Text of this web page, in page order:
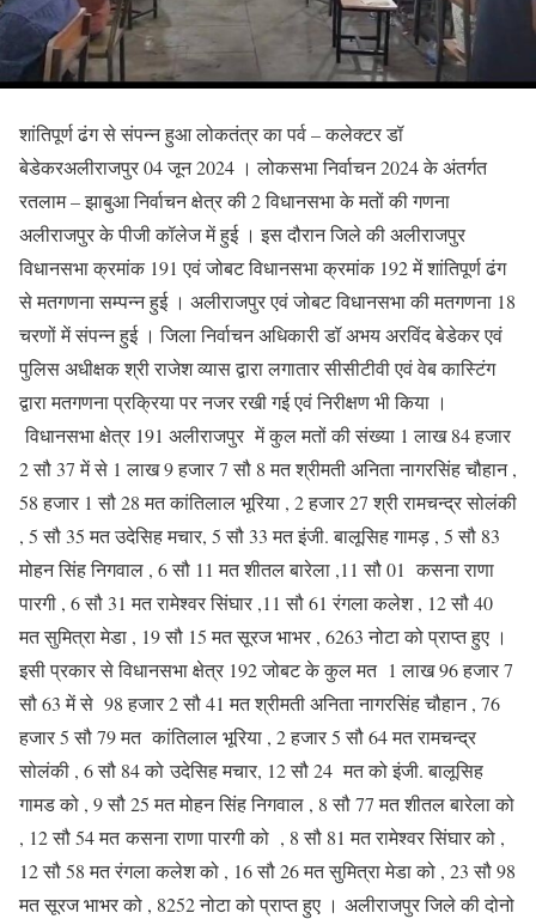
शांतिपूर्ण ढंग से संपन्न हुआ लोकतंत्र का पर्व – कलेक्टर डॉ
बेडेकरअलीराजपुर 04 जून 2024 । लोकसभा निर्वाचन 2024 के अंतर्गत
रतलाम – झाबुआ निर्वाचन क्षेत्र की 2 विधानसभा के मतों की गणना
अलीराजपुर के पीजी कॉलेज में हुई । इस दौरान जिले की अलीराजपुर
विधानसभा क्रमांक 191 एवं जोबट विधानसभा क्रमांक 192 में शांतिपूर्ण ढंग
से मतगणना सम्पन्न हुई । अलीराजपुर एवं जोबट विधानसभा की मतगणना 18
चरणों में संपन्न हुई । जिला निर्वाचन अधिकारी डॉ अभय अरविंद बेडेकर एवं
पुलिस अधीक्षक श्री राजेश व्यास द्वारा लगातार सीसीटीवी एवं वेब कास्टिंग
द्वारा मतगणना प्रक्रिया पर नजर रखी गई एवं निरीक्षण भी किया ।
विधानसभा क्षेत्र 191 अलीराजपुर में कुल मतों की संख्या 1 लाख 84 हजार
2 सौ 37 में से 1 लाख 9 हजार 7 सौ 8 मत श्रीमती अनिता नागरसिंह चौहान ,
58 हजार 1 सौ 28 मत कांतिलाल भूरिया , 2 हजार 27 श्री रामचन्द्र सोलंकी
, 5 सौ 35 मत उदेसिह मचार, 5 सौ 33 मत इंजी. बालूसिह गामड़ , 5 सौ 83
मोहन सिंह निगवाल , 6 सौ 11 मत शीतल बारेला ,11 सौ 01 कसना राणा
पारगी , 6 सौ 31 मत रामेश्वर सिंघार ,11 सौ 61 रंगला कलेश , 12 सौ 40
मत सुमित्रा मेडा , 19 सौ 15 मत सूरज भाभर , 6263 नोटा को प्राप्त हुए ।
इसी प्रकार से विधानसभा क्षेत्र 192 जोबट के कुल मत 1 लाख 96 हजार 7
सौ 63 में से 98 हजार 2 सौ 41 मत श्रीमती अनिता नागरसिंह चौहान , 76
हजार 5 सौ 79 मत कांतिलाल भूरिया , 2 हजार 5 सौ 64 मत रामचन्द्र
सोलंकी , 6 सौ 84 को उदेसिह मचार, 12 सौ 24 मत को इंजी. बालूसिह
गामड को , 9 सौ 25 मत मोहन सिंह निगवाल , 8 सौ 77 मत शीतल बारेला को
, 12 सौ 54 मत कसना राणा पारगी को , 8 सौ 81 मत रामेश्वर सिंघार को ,
12 सौ 58 मत रंगला कलेश को , 16 सौ 26 मत सुमित्रा मेडा को , 23 सौ 98
मत सूरज भाभर को , 8252 नोटा को प्राप्त हुए । अलीराजपुर जिले की दोनो